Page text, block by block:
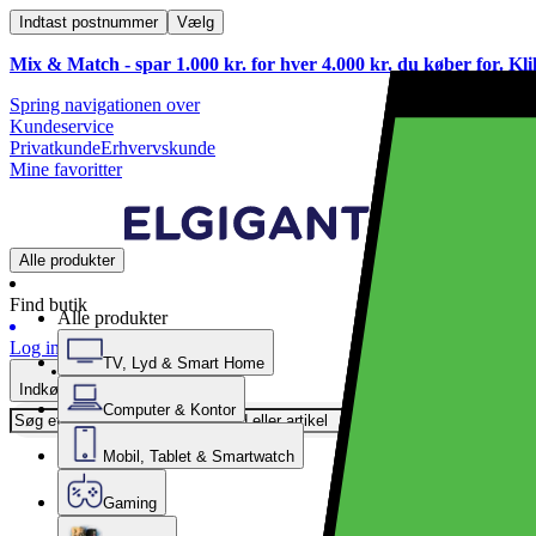
Indtast postnummer Vælg
Mix & Match - spar 1.000 kr. for hver 4.000 kr. du køber for.
Spring navigationen over
Kundeservice
PrivatkundeErhvervskunde
Mine favoritter
Alle produkter
Find butik
Log ind
Indkøbskurv
Alle produkter
TV, Lyd & Smart Home
Computer & Kontor
Mobil, Tablet & Smartwatch
Gaming